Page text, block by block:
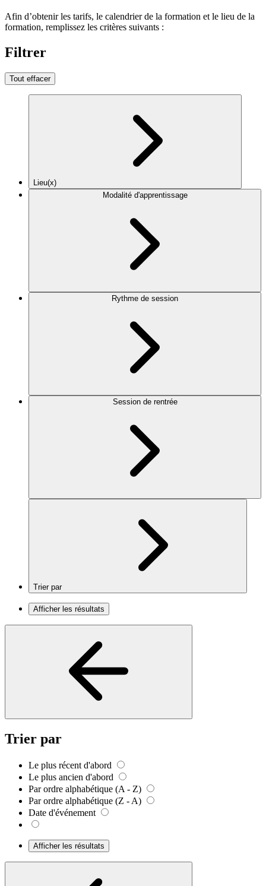
Afin d’obtenir les tarifs, le calendrier de la formation et le lieu de la
formation, remplissez les critères suivants :
Filtrer
Tout effacer
Lieu(x)
Modalité d'apprentissage
Rythme de session
Session de rentrée
Trier par
Afficher les résultats
Trier par
Le plus récent d'abord
Le plus ancien d'abord
Par ordre alphabétique (A - Z)
Par ordre alphabétique (Z - A)
Date d'événement
Afficher les résultats